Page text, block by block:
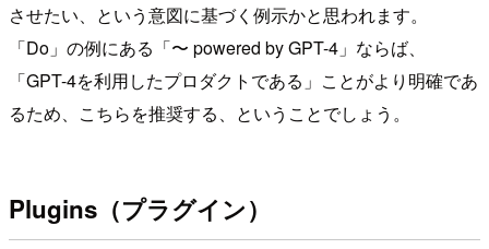
させたい、という意図に基づく例示かと思われます。
「Do」の例にある「〜 powered by GPT-4」ならば、
「GPT-4を利用したプロダクトである」ことがより明確であ
るため、こちらを推奨する、ということでしょう。
Plugins（プラグイン）